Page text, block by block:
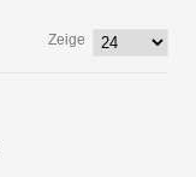
Zeige